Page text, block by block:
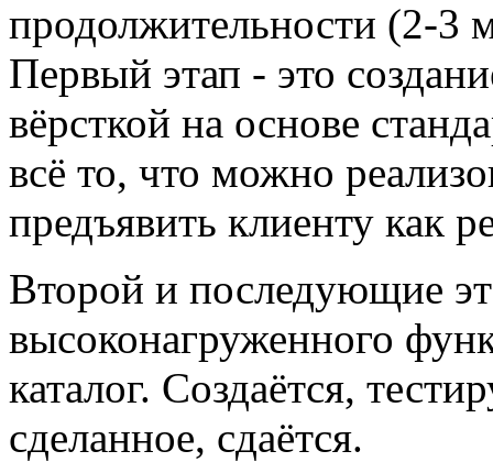
продолжительности (2-3
Первый этап - это
вёрсткой на основе
всё то, что можно
предъявить клиенту как
Второй и последующие
высоконагруженного
каталог. Создаётся,
сделанное, сдаётся.